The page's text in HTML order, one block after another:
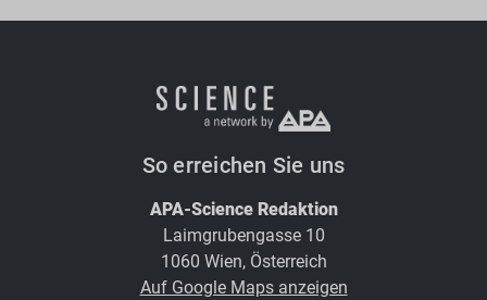
So erreichen Sie uns
APA-Science Redaktion
Laimgrubengasse 10
1060 Wien, Österreich
Auf Google Maps anzeigen